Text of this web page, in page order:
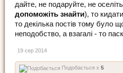
дайте, не подаруйте, не
допоможіть знайти), то
то декілька постів тому було
неподобство, а взагалі - то
19 сер 2014
Подобається x 5